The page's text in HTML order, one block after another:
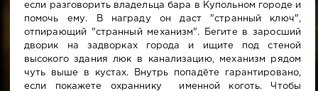
если разговорить владельца бара в Купольном городе и
помочь ему. В награду он даст "странный ключ",
отпирающий "странный механизм". Бегите в заросший
дворик на задворках города и ищите под стеной
высокого здания люк в канализацию, механизм рядом
чуть выше в кустах. Внутрь попадёте гарантировано,
если покажете охраннику именной коготь. Чтобы